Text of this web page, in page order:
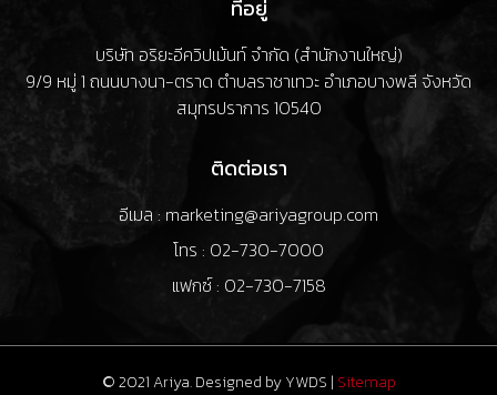
ที่อยู่
บริษัท อริยะอีควิปเม้นท์ จำกัด (สำนักงานใหญ่)
9/9 หมู่ 1 ถนนบางนา-ตราด ตำบลราชาเทวะ อำเภอบางพลี จังหวัด
สมุทรปราการ 10540
ติดต่อเรา
อีเมล : marketing@ariyagroup.com
โทร : 02-730-7000
แฟกซ์ : 02-730-7158
© 2021 Ariya. Designed byYWDS | Sitemap